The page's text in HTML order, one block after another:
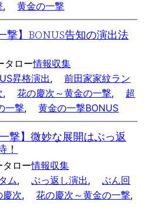
, 黄金の一撃
撃】BONUS告知の演出法
タロー情報収集
昇格演出,
前田家家紋ラン
, 花の慶次～黄金の一撃,
超
一撃, 黄金の一撃BONUS
撃】微妙な展開はぶっ返
！
タロー情報収集
ム, ぶっ返し演出,
ぶん回
慶次, 花の慶次～黄金の一撃